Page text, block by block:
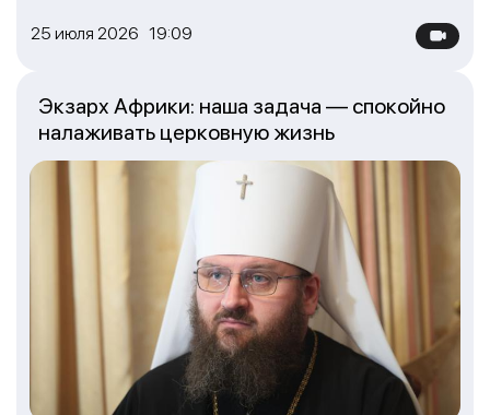
25 июля 2026 19:09
Экзарх Африки: наша задача — спокойно
налаживать церковную жизнь